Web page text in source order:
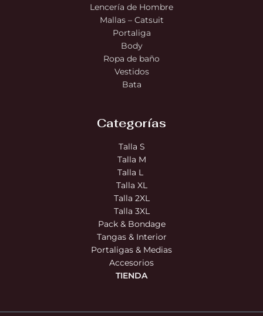
Lencería de Hombre
Mallas – Catsuit
Portaliga
Body
Ropa de baño
Vestidos
Bata
Categorías
Talla S
Talla M
Talla L
Talla XL
Talla 2XL
Talla 3XL
Pack & Bondage
Tangas & Interior
Portaligas & Medias
Accesorios
TIENDA